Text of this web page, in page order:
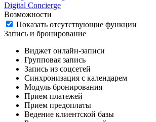
Digital Concierge
Возможности
Показать отсутствующие функции
Запись и бронирование
Виджет онлайн-записи
Групповая запись
Запись из соцсетей
Синхронизация с календарем
Модуль бронирования
Прием платежей
Прием предоплаты
Ведение клиентской базы